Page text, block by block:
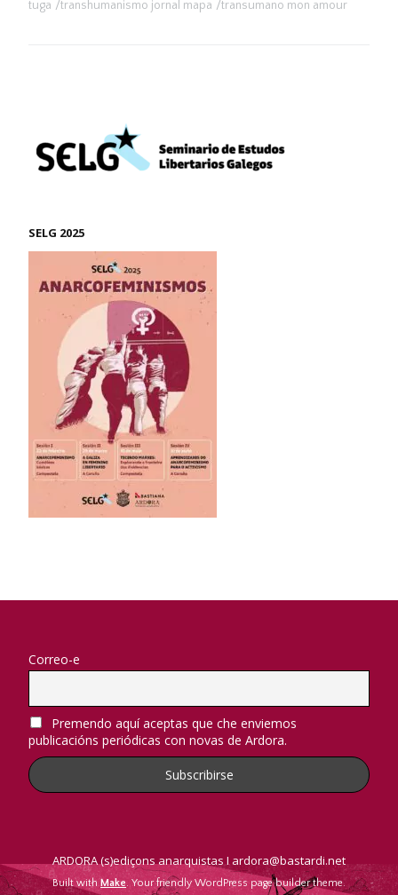
tuga
transhumanismo jornal mapa transumano mon amour
SELG 2025
Correo-e
Premendo aquí aceptas que che enviemos
publicacións periódicas con novas de Ardora.
ARDORA (s)ediçons anarquistas I ardora@bastardi.net
Built withMake. Your friendly WordPress page builder theme.